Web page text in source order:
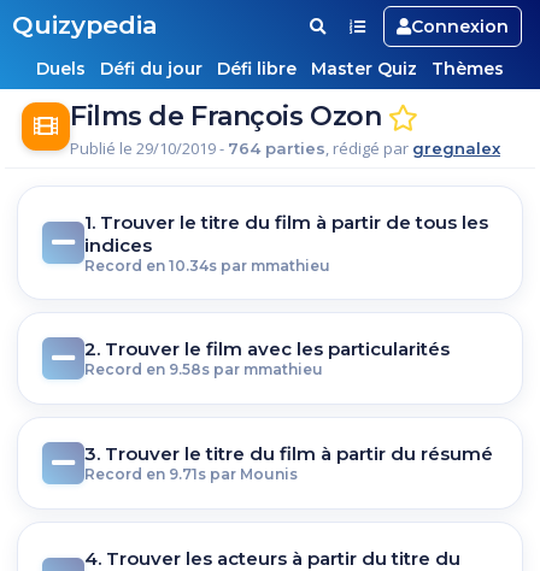
Quizypedia
Connexion
Duels
Défi du jour Défi libre Master Quiz Thèmes
Films de François Ozon
Publié le 29/10/2019 - 764 parties, rédigé par gregnalex
1. Trouver le titre du film à partir de tous les
indices
Record en 10.34s par mmathieu
2. Trouver le film avec les particularités
Record en 9.58s par mmathieu
3. Trouver le titre du film à partir du résumé
Record en 9.71s par Mounis
4. Trouver les acteurs à partir du titre du